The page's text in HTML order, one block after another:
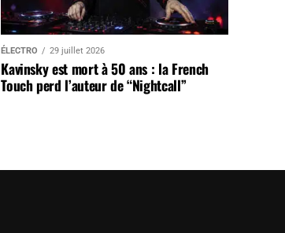
ÉLECTRO 29 juillet 2026
Kavinsky est mort à 50 ans : la French
Touch perd l’auteur de “Nightcall”